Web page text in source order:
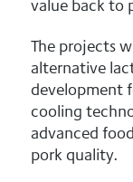
The projects
alternative
development
cooling
advanced
pork quality.